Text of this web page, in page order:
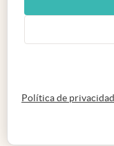
Política de privacidad